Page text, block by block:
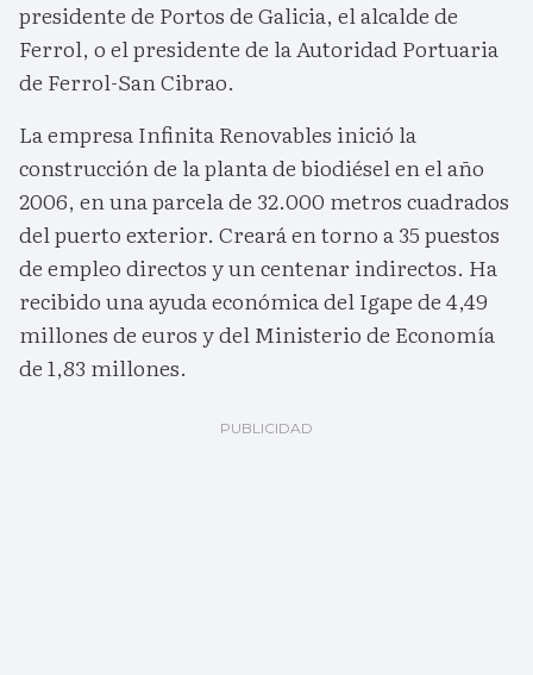
presidente de Portos de Galicia, el alcalde de
Ferrol, o el presidente de la Autoridad Portuaria
de Ferrol-San Cibrao.
La empresa Infinita Renovables inició la
construcción de la planta de biodiésel en el año
2006, en una parcela de 32.000 metros cuadrados
del puerto exterior. Creará en torno a 35 puestos
de empleo directos y un centenar indirectos. Ha
recibido una ayuda económica del Igape de 4,49
millones de euros y del Ministerio de Economía
de 1,83 millones.